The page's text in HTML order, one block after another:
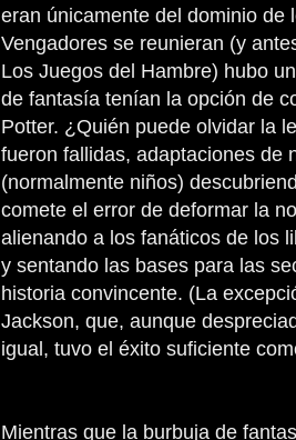
eran únicamente del dominio de
Vengadores se reunieran (y
Los Juegos del Hambre) hubo
de fantasía tenían la opción de
Potter. ¿Quién puede olvidar la
fueron fallidas, adaptaciones de
(normalmente niños)
comete el error de deformar la
alienando a los fanáticos de los
y sentando las bases para las
historia convincente. (La
Jackson, que, aunque
igual, tuvo el éxito suficiente
Mientras que la burbuja de